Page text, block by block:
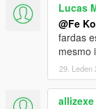
Lucas
@Fe
fardas
mesmo
29. Leden
allizexe